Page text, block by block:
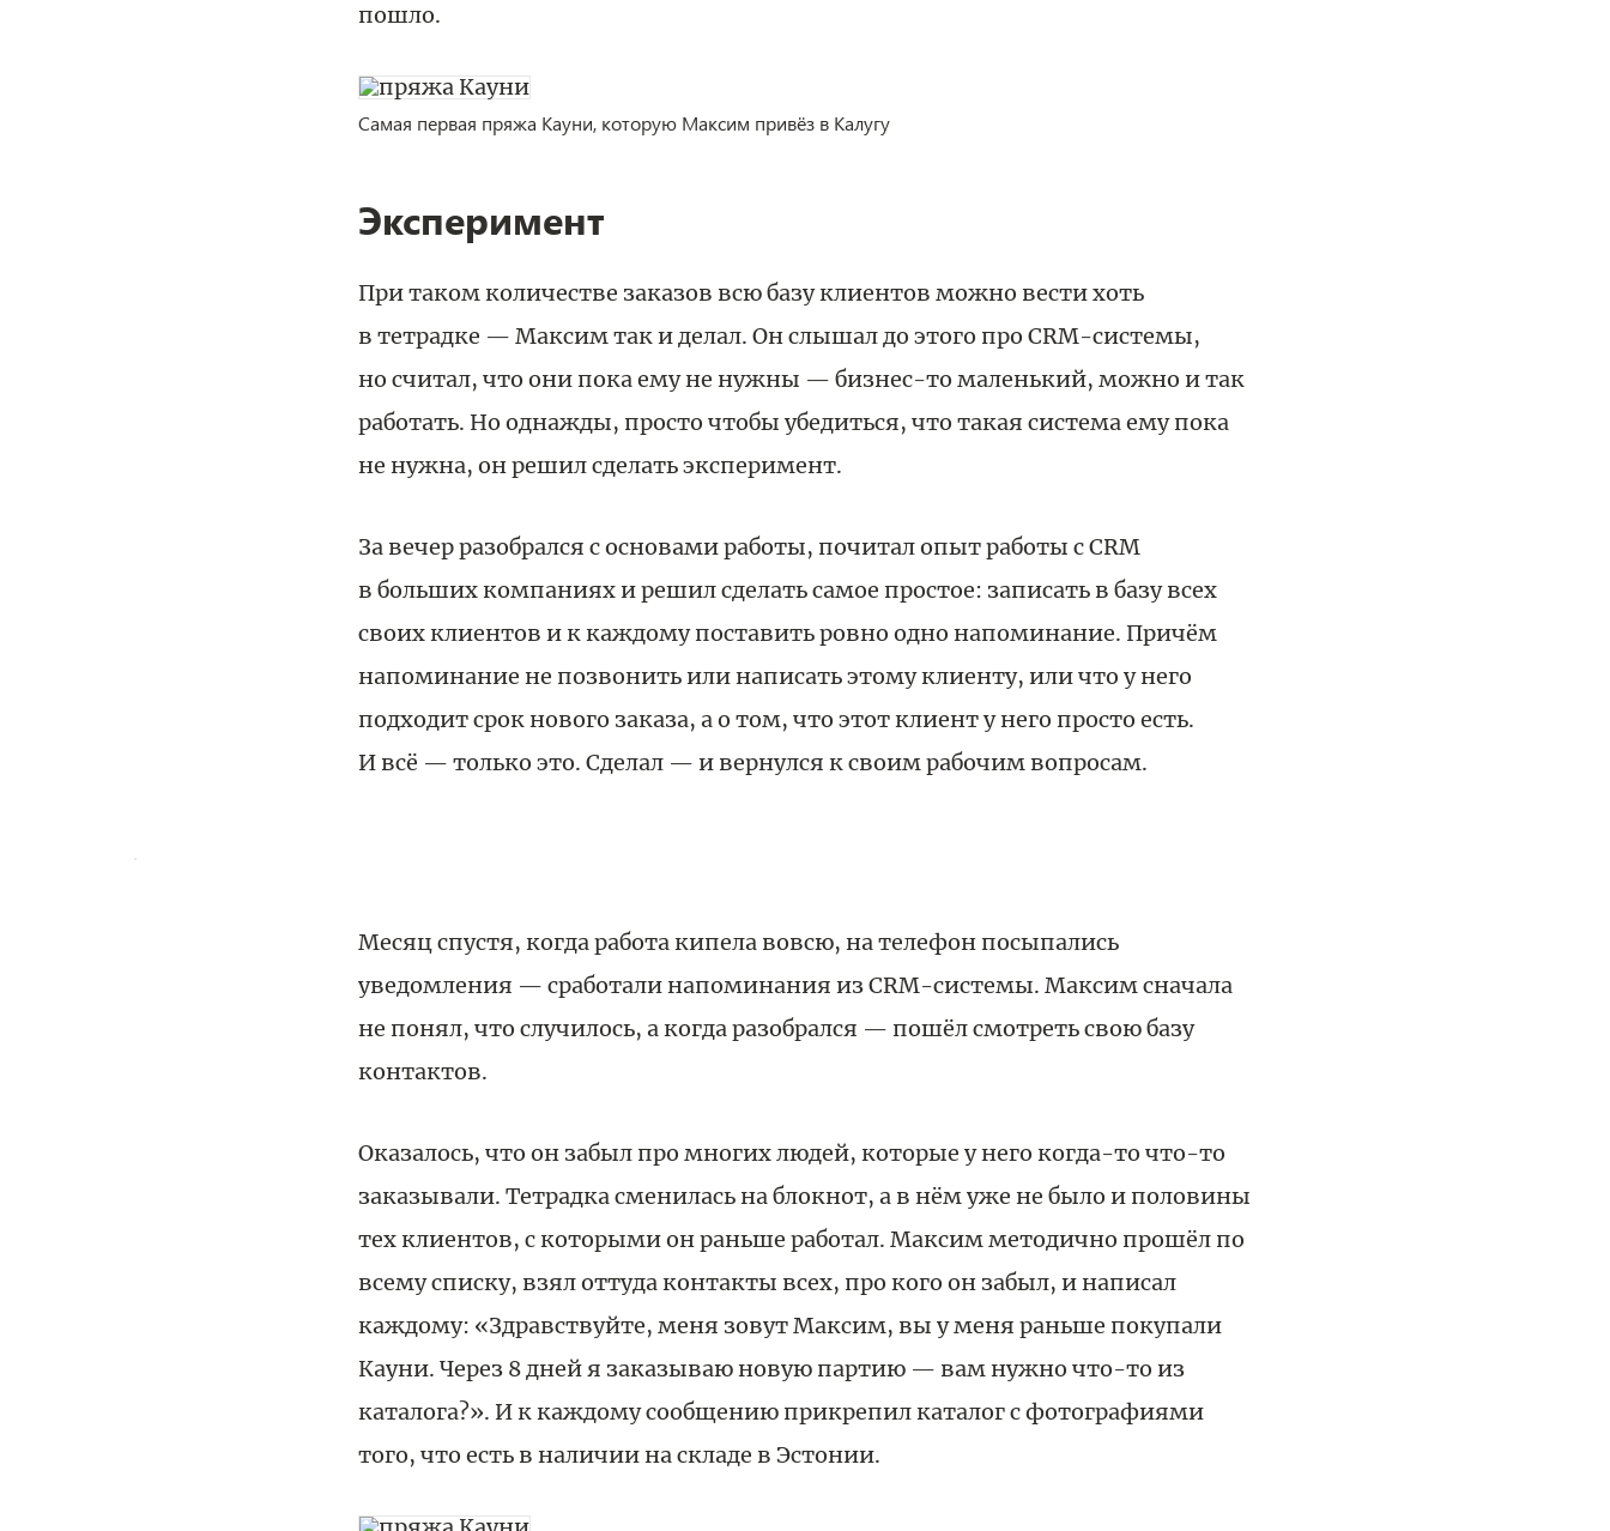
пошло.
Самая первая пряжа Кауни, которую Максим привёз в Калугу
Эксперимент
При таком количестве заказов всю базу клиентов можно вести хоть
в тетрадке — Максим так и делал. Он слышал до этого про CRM-системы,
но считал, что они пока ему не нужны — бизнес-то маленький, можно и так
работать. Но однажды, просто чтобы убедиться, что такая система ему пока
не нужна, он решил сделать эксперимент.
За вечер разобрался с основами работы, почитал опыт работы с CRM
в больших компаниях и решил сделать самое простое: записать в базу всех
своих клиентов и к каждому поставить ровно одно напоминание. Причём
напоминание не позвонить или написать этому клиенту, или что у него
подходит срок нового заказа, а о том, что этот клиент у него просто есть.
И всё — только это. Сделал — и вернулся к своим рабочим вопросам.
Месяц спустя, когда работа кипела вовсю, на телефон посыпались
уведомления — сработали напоминания из CRM-системы. Максим сначала
не понял, что случилось, а когда разобрался — пошёл смотреть свою базу
контактов.
Оказалось, что он забыл про многих людей, которые у него когда-то что-то
заказывали. Тетрадка сменилась на блокнот, а в нём уже не было и половины
тех клиентов, с которыми он раньше работал. Максим методично прошёл по
всему списку, взял оттуда контакты всех, про кого он забыл, и написал
каждому: «Здравствуйте, меня зовут Максим, вы у меня раньше покупали
Кауни. Через 8 дней я заказываю новую партию — вам нужно что-то из
каталога?». И к каждому сообщению прикрепил каталог с фотографиями
того, что есть в наличии на складе в Эстонии.